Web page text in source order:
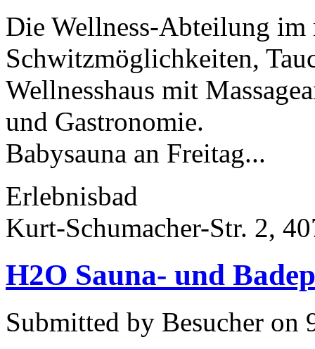
Die Wellness-Abteilung im
Schwitzmöglichkeiten,
Wellnesshaus mit
und Gastronomie.
Babysauna an Freitag...
Erlebnisbad
Kurt-Schumacher-Str. 2,
H2O Sauna- und
Submitted by Besucher on